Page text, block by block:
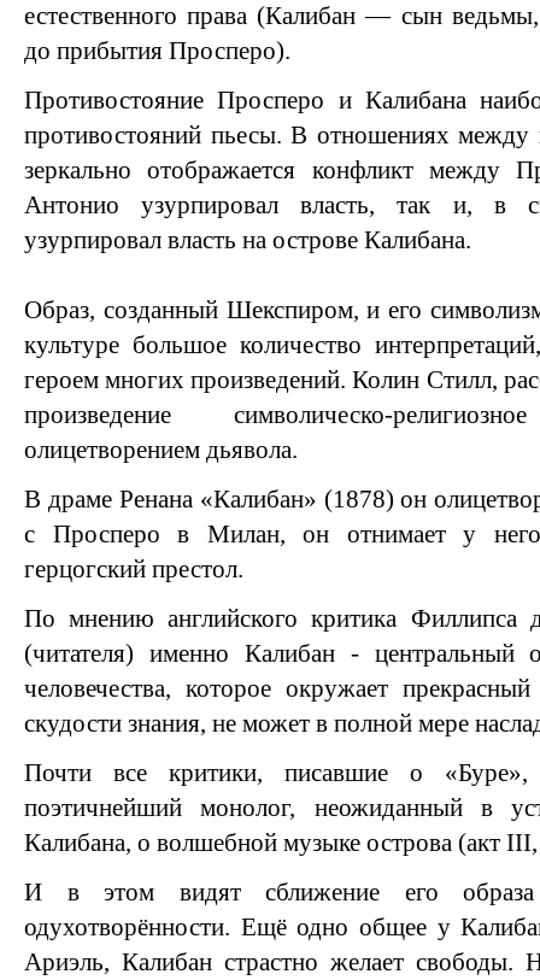
естественного права (Калибан — сын
до прибытия Просперо).
Противостояние Просперо и Калибана
противостояний пьесы. В отношениях
зеркально отображается конфликт между
Антонио узурпировал власть, так и, в
узурпировал власть на острове Калибана.
Образ, созданный Шекспиром, и его
культуре большое количество
героем многих произведений. Колин Стилл,
произведение символическо-
олицетворением дьявола.
В драме Ренана «Калибан» (1878) он
с Просперо в Милан, он отнимает у
герцогский престол.
По мнению английского критика Филлипса
(читателя) именно Калибан - центральный
человечества, которое окружает
скудости знания, не может в полной мере
Почти все критики, писавшие о
поэтичнейший монолог, неожиданный в
Калибана, о волшебной музыке острова (акт
И в этом видят сближение его
одухотворённости. Ещё одно общее у
Ариэль, Калибан страстно желает